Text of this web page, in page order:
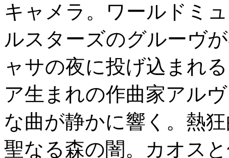
キャメラ。ワールドミ
ルスターズのグルーヴ
ャサの夜に投げ込まれ
ア生まれの作曲家アル
な曲が静かに響く。熱
聖なる森の闇。カオス